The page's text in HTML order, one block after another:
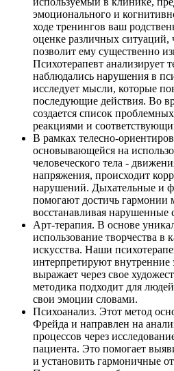
эмоционального и
ходе тренингов ваш
оценке различных ситуаций,
позволит ему существенно
Психотерапевт анализирует
наблюдались нарушения в
исследует мысли, которые
последующие действия. Во
создается список
реакциями и
В рамках телесно-
основывающейся на
человеческого тела -
напряжения, происходит
нарушений. Дыхательные и
помогают достичь гармонии
восстанавливая нарушенные
Арт-терапия. В основе
использование творчества в
искусства. Наши
интерпретируют
выражает через свое
методика подходит для
свои эмоции словами.
Психоанализ. Этот метод
Фрейда и направлен на
процессов через
пациента. Это помогает
и установить гармоничные